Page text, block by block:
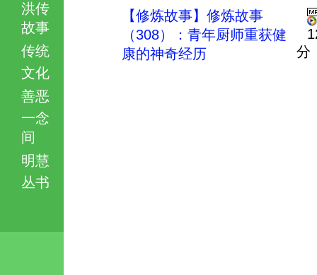
洪传
故事
传统
文化
善恶
一念
间
明慧
丛书
【修炼故事】修炼故事
（308）：青年厨师重获健
康的神奇经历
分